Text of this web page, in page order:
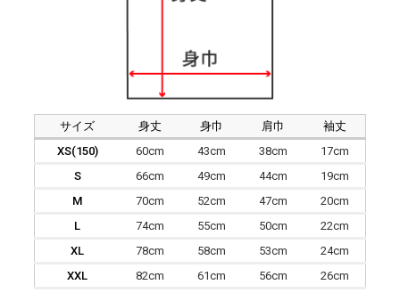
サイズ 身丈 身巾 肩巾
袖丈
XS(150)
60cm 43cm 38cm
17cm
S
66cm 49cm 44cm
19cm
M
70cm 52cm 47cm
20cm
L
74cm 55cm 50cm
22cm
XL
78cm 58cm 53cm
24cm
XXL
82cm 61cm 56cm 26cm